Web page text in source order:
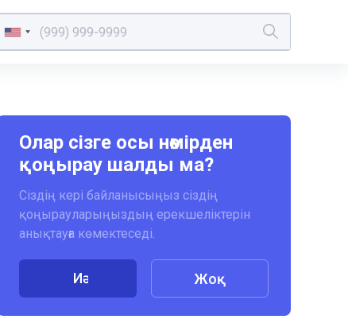
Олар сізге осы нөмірден
қоңырау шалды ма?
Сіздің кері байланысыңыз сіздің
қоңырауларыңыздың ерекшеліктерін
анықтауға көмектеседі.
Иә Жоқ